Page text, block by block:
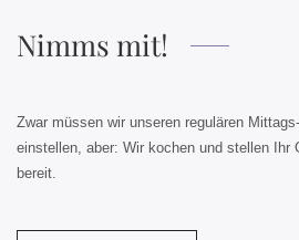
Nimms mit!
Zwar müssen wir unseren regulären
einstellen, aber: Wir kochen und stellen Ihr
bereit.